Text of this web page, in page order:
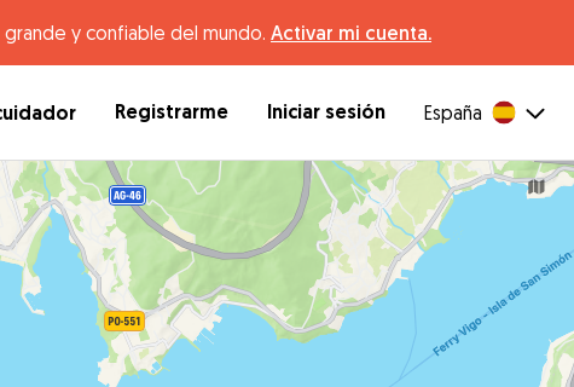
y confiable del mundo. Activar mi cuenta.
Registrarme Iniciar sesión España